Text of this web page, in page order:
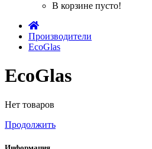
В корзине пусто!
Производители
EcoGlas
EcoGlas
Нет товаров
Продолжить